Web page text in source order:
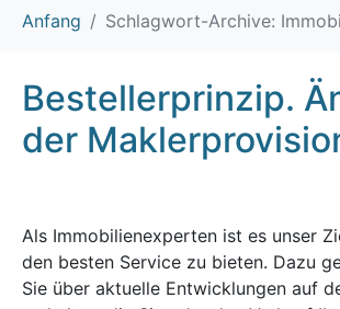
Anfang Schlagwort-Archive:
Bestellerprinzip.
der
Als Immobilienexperten ist es unser
den besten Service zu bieten. Dazu
Sie über aktuelle Entwicklungen auf